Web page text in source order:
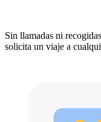
Sin llamadas ni
solicita un viaje a